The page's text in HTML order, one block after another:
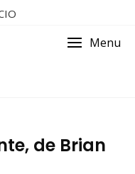
Menu
de Brian